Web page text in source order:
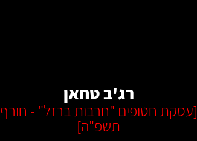
רג'ב טחאן
[עסקת חטופים "חרבות ברזל" - חורף
תשפ"ה]